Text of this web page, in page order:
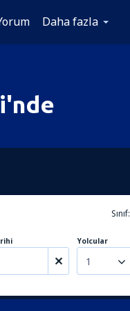
Daha fazla
Sınıf:
Yolcular
1